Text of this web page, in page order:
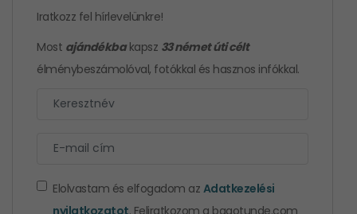
Iratkozz fel hírlevelünkre!
Most ajándékbakapsz 33 német úti célt
élménybeszámolóval, fotókkal és hasznos infókkal.
Elolvastam és elfogadom az Adatkezelési
nyilatkozatot. Feliratkozom a bagotunde.com